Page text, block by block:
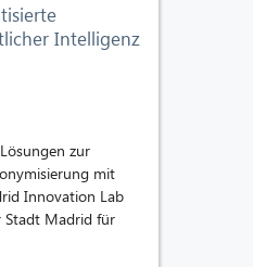
Intelligenz
zur
mit
Innovation Lab
Stadt Madrid für